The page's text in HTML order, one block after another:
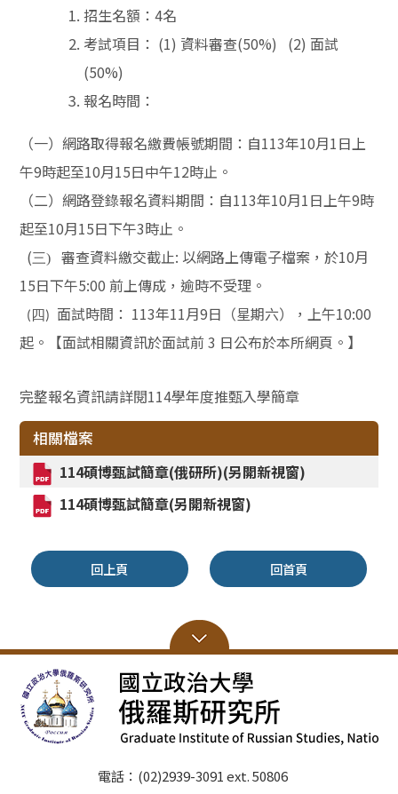
招生名額：4名
考試項目： (1) 資料審查(50%) (2) 面試
(50%)
報名時間：
（一）網路取得報名繳費帳號期間：自113年10月1日上
午9時起至10月15日中午12時止。
（二）網路登錄報名資料期間：自113年10月1日上午9時
起至10月15日下午3時止。
(三)
審查資料繳交截止: 以網路上傳電子檔案，於10月
15日下午5:00 前上傳成，逾時不受理。
( 四) 面試時間： 113年11月9日（星期六），上午10:00
起。
【面試相關資訊於面試前 3 日公布於本所網頁。】
完整報名資訊請詳閱114學年度推甄入學簡章
相關檔案
114碩博甄試簡章(俄研所)(另開新視窗)
114碩博甄試簡章(另開新視窗)
回上頁 回首頁
電話：(02)2939-3091 ext. 50806